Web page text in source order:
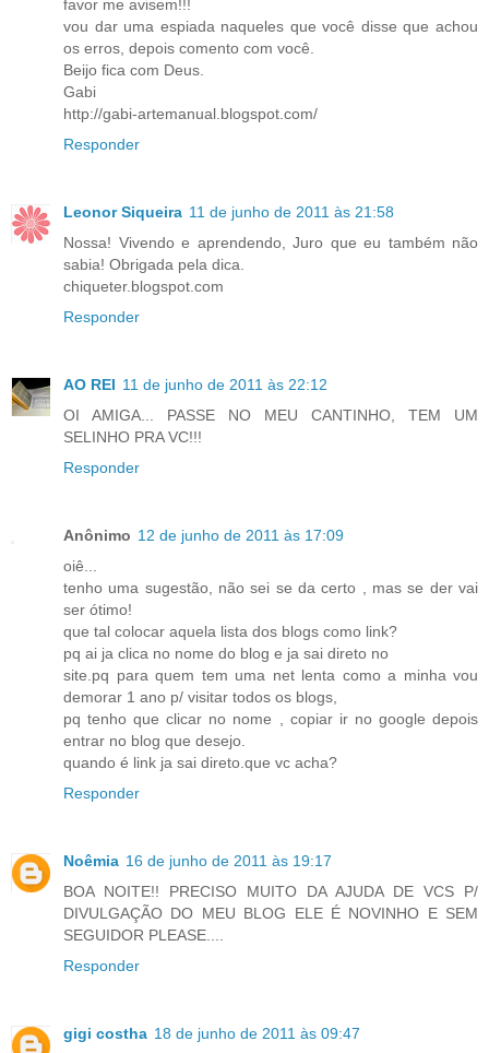
favor me avisem!!!
vou dar uma espiada naqueles que você disse que achou
os erros, depois comento com você.
Beijo fica com Deus.
Gabi
http://gabi-artemanual.blogspot.com/
Responder
Leonor Siqueira 11 de junho de 2011 às 21:58
Nossa! Vivendo e aprendendo, Juro que eu também não
sabia! Obrigada pela dica.
chiqueter.blogspot.com
Responder
AO REI 11 de junho de 2011 às 22:12
OI AMIGA... PASSE NO MEU CANTINHO, TEM UM
SELINHO PRA VC!!!
Responder
Anônimo 12 de junho de 2011 às 17:09
oiê...
tenho uma sugestão, não sei se da certo , mas se der vai
ser ótimo!
que tal colocar aquela lista dos blogs como link?
pq ai ja clica no nome do blog e ja sai direto no
site.pq para quem tem uma net lenta como a minha vou
demorar 1 ano p/ visitar todos os blogs,
pq tenho que clicar no nome , copiar ir no google depois
entrar no blog que desejo.
quando é link ja sai direto.que vc acha?
Responder
Noêmia 16 de junho de 2011 às 19:17
BOA NOITE!! PRECISO MUITO DA AJUDA DE VCS P/
DIVULGAÇÃO DO MEU BLOG ELE É NOVINHO E SEM
SEGUIDOR PLEASE....
Responder
gigi costha 18 de junho de 2011 às 09:47